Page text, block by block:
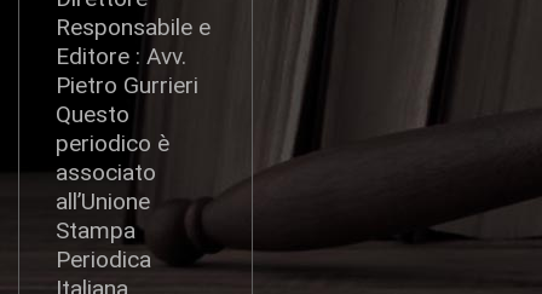
Responsabile e
Editore : Avv.
Pietro Gurrieri
Questo
periodico è
associato
all’Unione
Stampa
Periodica